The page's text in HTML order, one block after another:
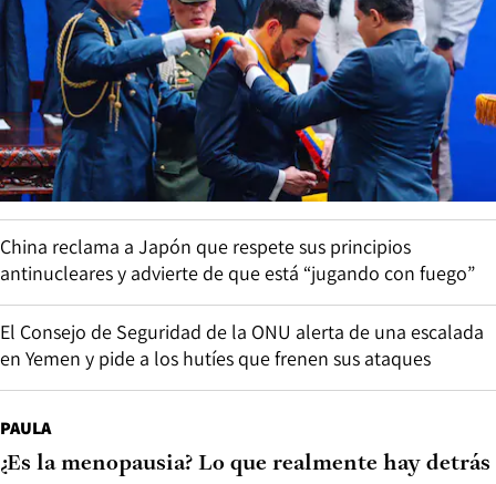
China reclama a Japón que respete sus principios
antinucleares y advierte de que está “jugando con fuego”
El Consejo de Seguridad de la ONU alerta de una escalada
en Yemen y pide a los hutíes que frenen sus ataques
PAULA
¿Es la menopausia? Lo que realmente hay detrás